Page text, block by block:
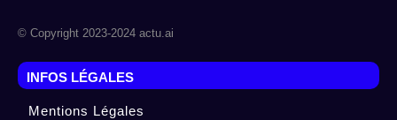
© Copyright 2023-2024 actu.ai
INFOS LÉGALES
Mentions Légales